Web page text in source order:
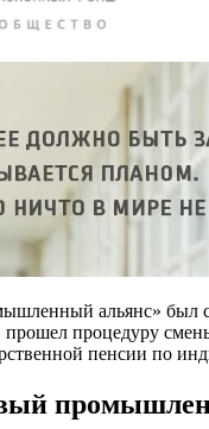
альянс» был
процедуру
пенсии по